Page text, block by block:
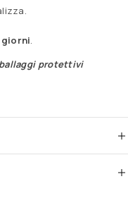
giorni.
protettivi